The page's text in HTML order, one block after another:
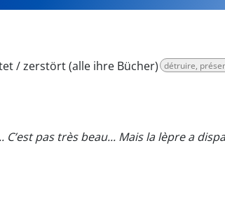
/ zerstört (alle ihre Bücher) détruire,
C’est pas très beau... Mais la lèpre a